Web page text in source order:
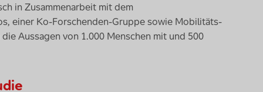
in Zusammenarbeit mit dem
einer Ko-Forschenden-Gruppe sowie Mobilitäts-
Aussagen von 1.000 Menschen mit und 500